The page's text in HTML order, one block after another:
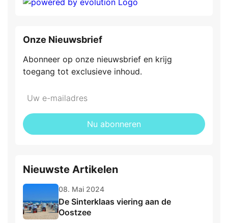
Onze Nieuwsbrief
Abonneer op onze nieuwsbrief en krijg
toegang tot exclusieve inhoud.
Do
fill
this
*Uw
mailadres:
Nu abonneren
Nieuwste Artikelen
08. Mai 2024
De Sinterklaas viering aan de
Oostzee